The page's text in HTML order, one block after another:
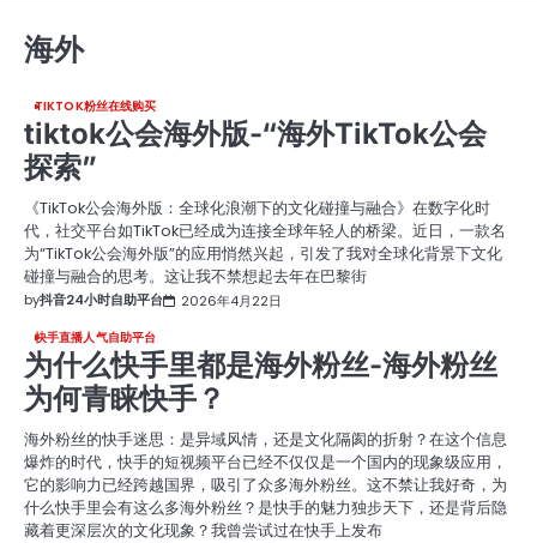
海外
TIKTOK粉丝在线购买
tiktok公会海外版-“海外TikTok公会
探索”
《TikTok公会海外版：全球化浪潮下的文化碰撞与融合》在数字化时
代，社交平台如TikTok已经成为连接全球年轻人的桥梁。近日，一款名
为“TikTok公会海外版”的应用悄然兴起，引发了我对全球化背景下文化
碰撞与融合的思考。这让我不禁想起去年在巴黎街
by抖音24小时自助平台 2026年4月22日
快手直播人气自助平台
为什么快手里都是海外粉丝-海外粉丝
为何青睐快手？
海外粉丝的快手迷思：是异域风情，还是文化隔阂的折射？在这个信息
爆炸的时代，快手的短视频平台已经不仅仅是一个国内的现象级应用，
它的影响力已经跨越国界，吸引了众多海外粉丝。这不禁让我好奇，为
什么快手里会有这么多海外粉丝？是快手的魅力独步天下，还是背后隐
藏着更深层次的文化现象？我曾尝试过在快手上发布